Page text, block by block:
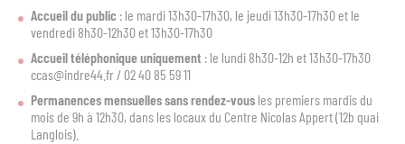
Accueil du public : le mardi 13h30-17h30, le jeudi 13h30-17h30 et le
vendredi 8h30-12h30 et 13h30-17h30
Accueil téléphonique uniquement : le lundi 8h30-12h et 13h30-17h30
ccas@indre44.fr / 02 40 85 59 11
Permanences mensuelles sans rendez-vous les premiers mardis du
mois de 9h à 12h30, dans les locaux du Centre Nicolas Appert (12b quai
Langlois).